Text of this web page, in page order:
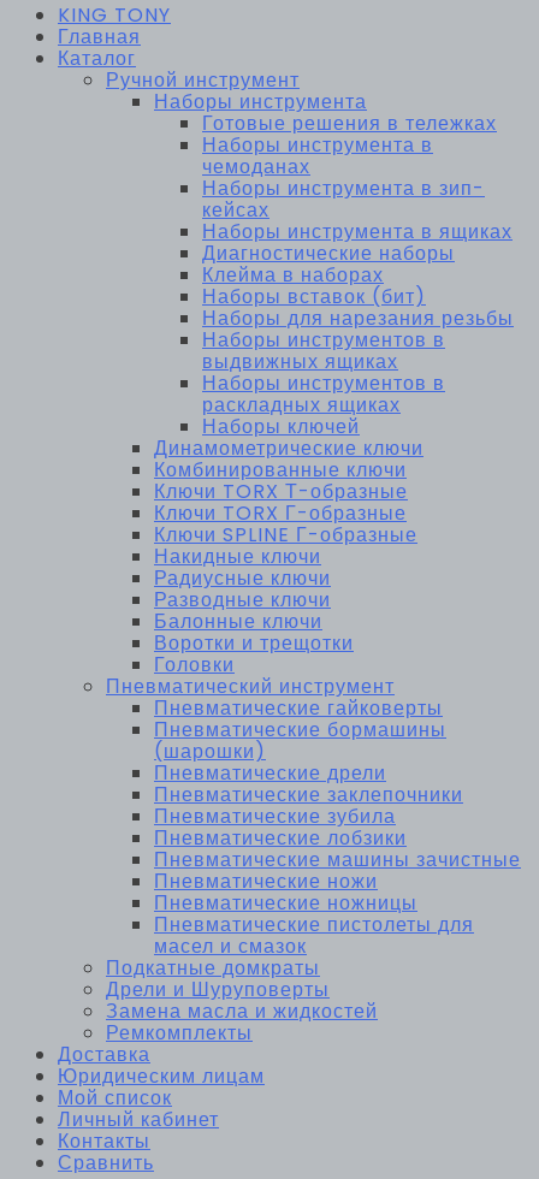
KING TONY
Главная
Каталог
Ручной инструмент
Наборы инструмента
Готовые решения в тележках
Наборы инструмента в
чемоданах
Наборы инструмента в зип-
кейсах
Наборы инструмента в ящиках
Диагностические наборы
Клейма в наборах
Наборы вставок (бит)
Наборы для нарезания резьбы
Наборы инструментов в
выдвижных ящиках
Наборы инструментов в
раскладных ящиках
Наборы ключей
Динамометрические ключи
Комбинированные ключи
Ключи TORX Т-образные
Ключи TORX Г-образные
Ключи SPLINE Г-образные
Накидные ключи
Радиусные ключи
Разводные ключи
Балонные ключи
Воротки и трещотки
Головки
Пневматический инструмент
Пневматические гайковерты
Пневматические бормашины
(шарошки)
Пневматические дрели
Пневматические заклепочники
Пневматические зубила
Пневматические лобзики
Пневматические машины зачистные
Пневматические ножи
Пневматические ножницы
Пневматические пистолеты для
масел и смазок
Подкатные домкраты
Дрели и Шуруповерты
Замена масла и жидкостей
Ремкомплекты
Доставка
Юридическим лицам
Мой список
Личный кабинет
Контакты
Сравнить